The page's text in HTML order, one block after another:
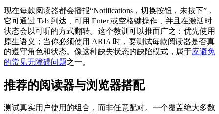
现在每款阅读器都会播报“Notifications，切换按钮，未按下”，
它可通过 Tab 到达，可用 Enter 或空格键操作，并且在激活时
状态会以可听的方式翻转。这个教训可以推而广之：优先使用
原生语义；当你必须使用 ARIA 时，要测试每款阅读器是否真
的遵守角色和状态。像这种缺失状态的缺陷模式，属于应避免
的常见无障碍问题之一。
推荐的阅读器与浏览器搭配
测试真实用户使用的组合，而非任意配对。一个覆盖绝大多数